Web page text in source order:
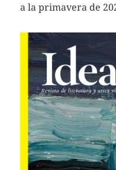
a la primavera de